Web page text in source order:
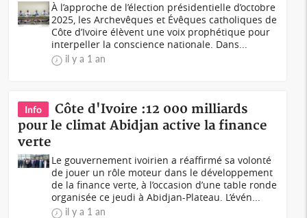
À l’approche de l’élection présidentielle d’octobre
2025, les Archevêques et Évêques catholiques de
Côte d’Ivoire élèvent une voix prophétique pour
interpeller la conscience nationale. Dans...
il y a 1 an
Info
Côte d'Ivoire :12 000 milliards
pour le climat Abidjan active la finance
verte
Le gouvernement ivoirien a réaffirmé sa volonté
de jouer un rôle moteur dans le développement
de la finance verte, à l’occasion d’une table ronde
organisée ce jeudi à Abidjan-Plateau. L’évén...
il y a 1 an